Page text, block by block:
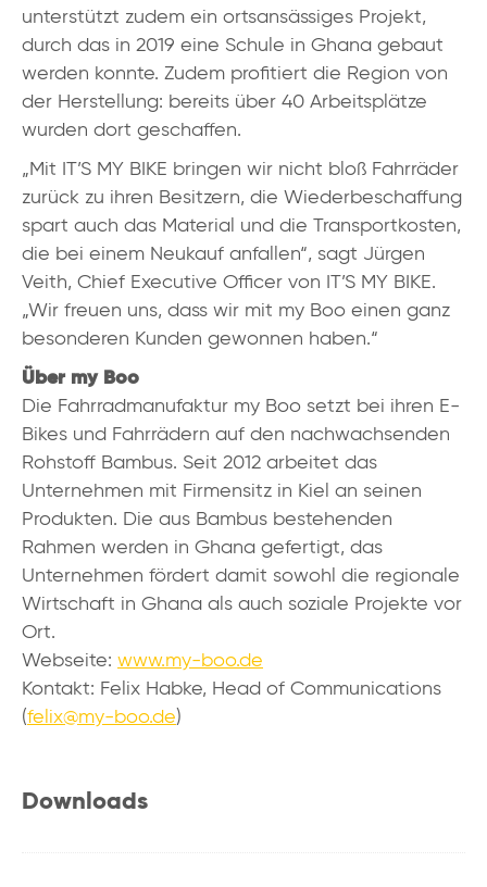
unterstützt zudem ein ortsansässiges Projekt,
durch das in 2019 eine Schule in Ghana gebaut
werden konnte. Zudem profitiert die Region von
der Herstellung: bereits über 40 Arbeitsplätze
wurden dort geschaffen.
„Mit IT’S MY BIKE bringen wir nicht bloß Fahrräder
zurück zu ihren Besitzern, die Wiederbeschaffung
spart auch das Material und die Transportkosten,
die bei einem Neukauf anfallen“, sagt Jürgen
Veith, Chief Executive Officer von IT’S MY BIKE.
„Wir freuen uns, dass wir mit my Boo einen ganz
besonderen Kunden gewonnen haben.“
Über my Boo
Die Fahrradmanufaktur my Boo setzt bei ihren E-
Bikes und Fahrrädern auf den nachwachsenden
Rohstoff Bambus. Seit 2012 arbeitet das
Unternehmen mit Firmensitz in Kiel an seinen
Produkten. Die aus Bambus bestehenden
Rahmen werden in Ghana gefertigt, das
Unternehmen fördert damit sowohl die regionale
Wirtschaft in Ghana als auch soziale Projekte vor
Ort.
Webseite: www.my-boo.de
Kontakt: Felix Habke, Head of Communications
(felix@my-boo.de)
Downloads